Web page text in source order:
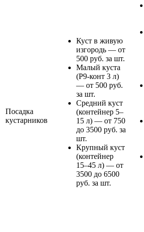
Посадка
кустарников
Куст в живую
изгородь — от
500 руб. за шт.
Малый куста
(Р9-конт 3 л)
— от 500 руб.
за шт.
Средний куст
(контейнер 5–
15 л) — от 750
до 3500 руб. за
шт.
Крупный куст
(контейнер
15–45 л) — от
3500 до 6500
руб. за шт.